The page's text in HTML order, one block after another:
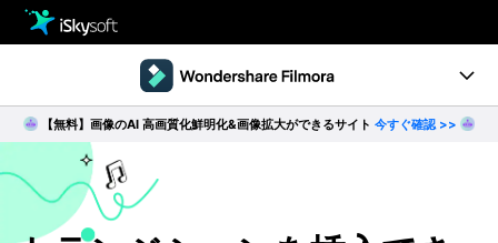
Utility
製品活用事例
ストア
ダウンロード
製品ページ
Filmstock
【無料】画像のAI 高画質化鮮明化&画像拡大ができるサイト 今すぐ確認 >>